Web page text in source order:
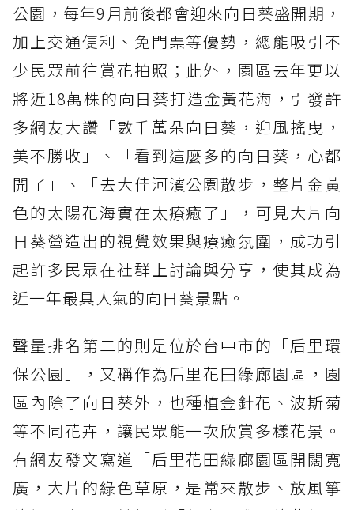
公園，每年9月前後都會迎來向日葵盛開期，
加上交通便利、免門票等優勢，總能吸引不
少民眾前往賞花拍照；此外，園區去年更以
將近18萬株的向日葵打造金黃花海，引發許
多網友大讚「數千萬朵向日葵，迎風搖曳，
美不勝收」、「看到這麼多的向日葵，心都
開了」、「去大佳河濱公園散步，整片金黃
色的太陽花海實在太療癒了」，可見大片向
日葵營造出的視覺效果與療癒氛圍，成功引
起許多民眾在社群上討論與分享，使其成為
近一年最具人氣的向日葵景點。
聲量排名第二的則是位於台中市的「后里環
保公園」，又稱作為后里花田綠廊園區，園
區內除了向日葵外，也種植金針花、波斯菊
等不同花卉，讓民眾能一次欣賞多樣花景。
有網友發文寫道「后里花田綠廊園區開闊寬
廣，大片的綠色草原，是常來散步、放風箏